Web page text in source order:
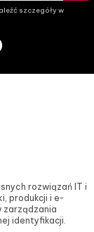
szczegóły w
rozwiązań IT i
produkcji i e-
zarządzania
identyfikacji.